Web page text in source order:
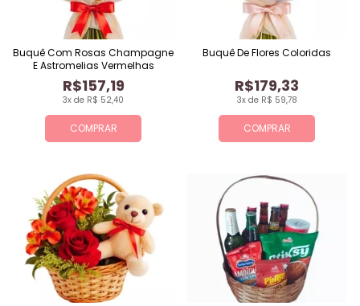
COMPRAR
3x de R$ 52,40
R$157,19
Buquê Com Rosas Champagne
E Astromelias Vermelhas
COMPRAR
3x de R$ 59,78
R$179,33
Buquê De Flores Coloridas